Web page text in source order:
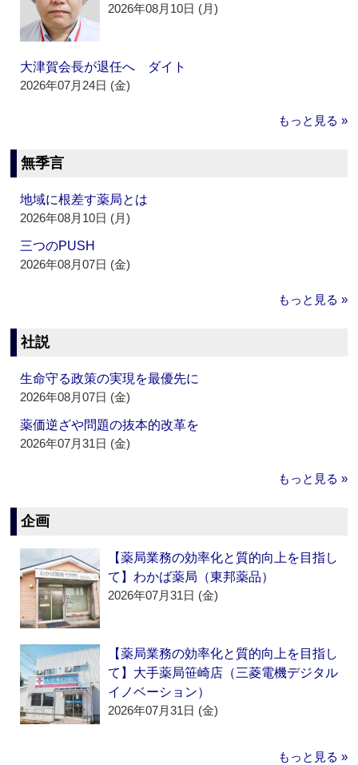
2026年08月10日 (月)
大津賀会長が退任へ ダイト
2026年07月24日 (金)
もっと見る »
無季言
地域に根差す薬局とは
2026年08月10日 (月)
三つのPUSH
2026年08月07日 (金)
もっと見る »
社説
生命守る政策の実現を最優先に
2026年08月07日 (金)
薬価逆ざや問題の抜本的改革を
2026年07月31日 (金)
もっと見る »
企画
【薬局業務の効率化と質的向上を目指し
て】わかば薬局（東邦薬品）
2026年07月31日 (金)
【薬局業務の効率化と質的向上を目指し
て】大手薬局笹崎店（三菱電機デジタル
イノベーション）
2026年07月31日 (金)
もっと見る »